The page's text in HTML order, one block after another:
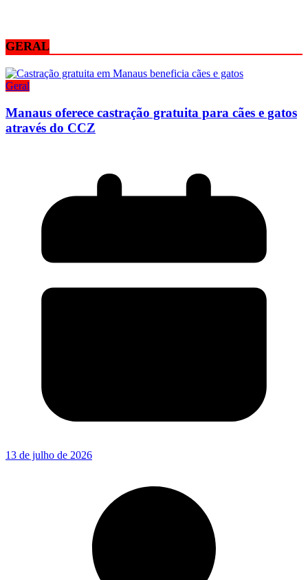
GERAL
Geral
Manaus oferece castração gratuita para cães e gatos
através do CCZ
13 de julho de 2026